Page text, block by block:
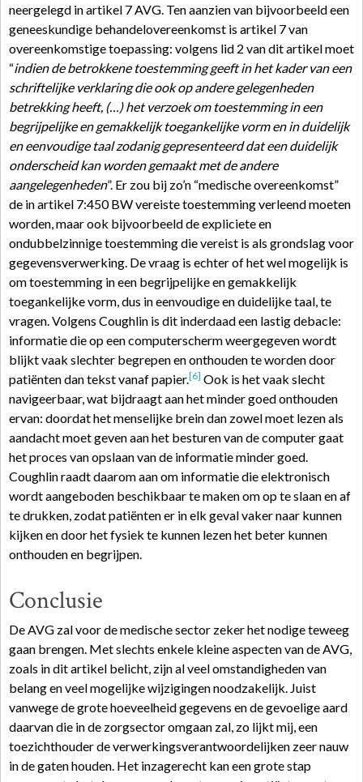
neergelegd in artikel 7 AVG. Ten aanzien van bijvoorbeeld een
geneeskundige behandelovereenkomst is artikel 7 van
overeenkomstige toepassing: volgens lid 2 van dit artikel moet
“indien de betrokkene toestemming geeft in het kader van een
schriftelijke verklaring die ook op andere gelegenheden
betrekking heeft, (…) het verzoek om toestemming in een
begrijpelijke en gemakkelijk toegankelijke vorm en in duidelijk
en eenvoudige taal zodanig gepresenteerd dat een duidelijk
onderscheid kan worden gemaakt met de andere
aangelegenheden”. Er zou bij zo’n “medische overeenkomst”
de in artikel 7:450 BW vereiste toestemming verleend moeten
worden, maar ook bijvoorbeeld de expliciete en
ondubbelzinnige toestemming die vereist is als grondslag voor
gegevensverwerking. De vraag is echter of het wel mogelijk is
om toestemming in een begrijpelijke en gemakkelijk
toegankelijke vorm, dus in eenvoudige en duidelijke taal, te
vragen. Volgens Coughlin is dit inderdaad een lastig debacle:
informatie die op een computerscherm weergegeven wordt
blijkt vaak slechter begrepen en onthouden te worden door
patiënten dan tekst vanaf papier.[6] Ook is het vaak slecht
navigeerbaar, wat bijdraagt aan het minder goed onthouden
ervan: doordat het menselijke brein dan zowel moet lezen als
aandacht moet geven aan het besturen van de computer gaat
het proces van opslaan van de informatie minder goed.
Coughlin raadt daarom aan om informatie die elektronisch
wordt aangeboden beschikbaar te maken om op te slaan en af
te drukken, zodat patiënten er in elk geval vaker naar kunnen
kijken en door het fysiek te kunnen lezen het beter kunnen
onthouden en begrijpen.
Conclusie
De AVG zal voor de medische sector zeker het nodige teweeg
gaan brengen. Met slechts enkele kleine aspecten van de AVG,
zoals in dit artikel belicht, zijn al veel omstandigheden van
belang en veel mogelijke wijzigingen noodzakelijk. Juist
vanwege de grote hoeveelheid gegevens en de gevoelige aard
daarvan die in de zorgsector omgaan zal, zo lijkt mij, een
toezichthouder de verwerkingsverantwoordelijken zeer nauw
in de gaten houden. Het inzagerecht kan een grote stap